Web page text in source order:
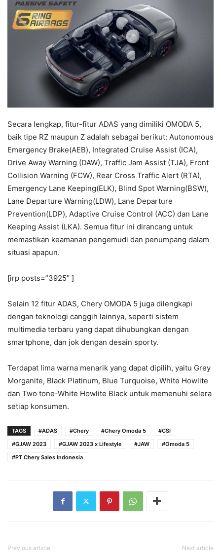
Secara lengkap, fitur-fitur ADAS yang dimiliki OMODA 5,
baik tipe RZ maupun Z adalah sebagai berikut: Autonomous
Emergency Brake(AEB), Integrated Cruise Assist (ICA),
Drive Away Warning (DAW), Traffic Jam Assist (TJA), Front
Collision Warning (FCW), Rear Cross Traffic Alert (RTA),
Emergency Lane Keeping(ELK), Blind Spot Warning(BSW),
Lane Departure Warning(LDW), Lane Departure
Prevention(LDP), Adaptive Cruise Control (ACC) dan Lane
Keeping Assist (LKA). Semua fitur ini dirancang untuk
memastikan keamanan pengemudi dan penumpang dalam
situasi apapun.
[irp posts=”3925″ ]
Selain 12 fitur ADAS, Chery OMODA 5 juga dilengkapi
dengan teknologi canggih lainnya, seperti sistem
multimedia terbaru yang dapat dihubungkan dengan
smartphone, dan jok dengan desain sporty.
Terdapat lima warna menarik yang dapat dipilih, yaitu Grey
Morganite, Black Platinum, Blue Turquoise, White Howlite
dan Two tone-White Howlite Black untuk memenuhi selera
setiap konsumen.
TAGS #ADAS #Chery #Chery Omoda 5
#CSI
#GJAW 2023
#GJAW 2023 x Lifestyle #JAW
#Omoda 5
#PT Chery Sales Indonesia
Previous article Next article